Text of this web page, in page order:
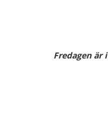
Fredagen är